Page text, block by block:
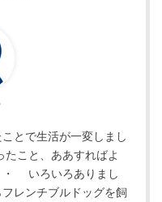
とで生活が一変しまし
こと、ああすればよ
・ いろいろありまし
レンチブルドッグを飼